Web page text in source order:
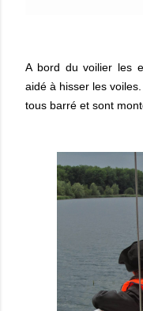
A bord du voilier les
aidé à hisser les
tous barré et sont